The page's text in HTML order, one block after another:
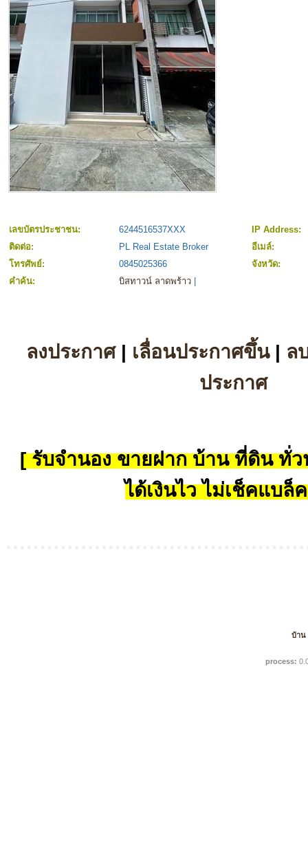
เลขบัตรประชาชน: 6244516537XXX
IP Address:
ติดต่อ:
PL Real Estate Broker
อีเมล์:
โทรศัพย์:
0845025366
จังหวัด:
คำค้น:
บิสทาวน์ ลาดพร้าว
ลงประกาศ| เลื่อนประกาศขึ้น| ล
ประกาศ
[ รับจำนอง ขายฝาก บ้าน ที่ดิน ทั่ว
ได้เงินไว ไม่เช็คแบล็
บ้าน
process: